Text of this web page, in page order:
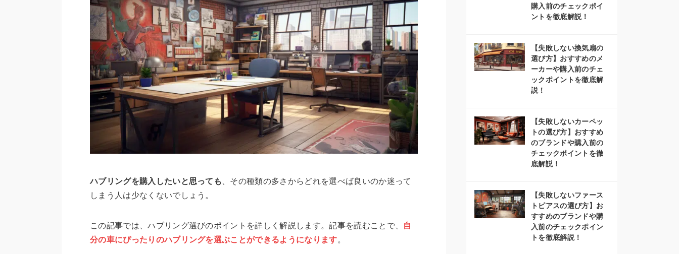
ハブリングを購入したいと思っても
、その種類の多さからどれを選べば良いのか迷って
しまう人は少なくないでしょう。
この記事では、ハブリング選びのポイントを詳しく解説します。記事を読むことで、
自
分の車にぴったりのハブリングを選ぶことができるようになります。
購入前のチェックポイ
ントを徹底解説！
【失敗しない換気扇の
選び方】おすすめのメ
ーカーや購入前のチェ
ックポイントを徹底解
説！
【失敗しないカーペッ
トの選び方】おすすめ
のブランドや購入前の
チェックポイントを徹
底解説！
【失敗しないファース
トピアスの選び方】お
すすめのブランドや購
入前のチェックポイン
トを徹底解説！